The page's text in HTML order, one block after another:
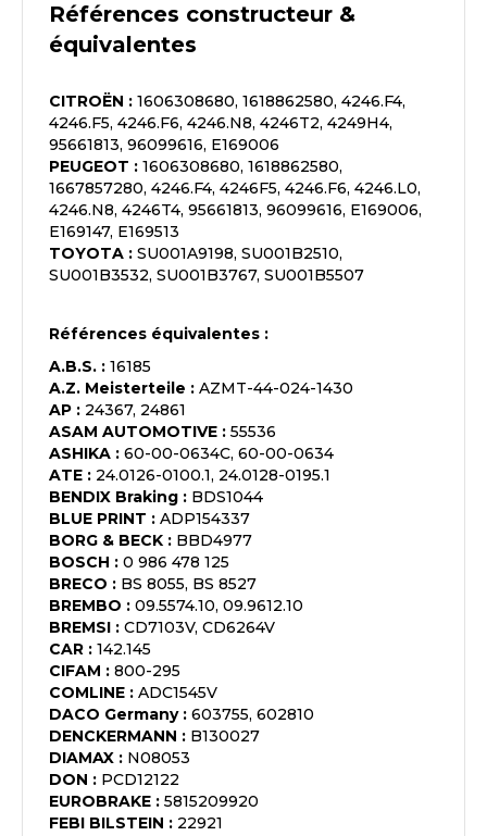
Références constructeur &
équivalentes
CITROËN : 1606308680, 1618862580, 4246.F4,
4246.F5, 4246.F6, 4246.N8, 4246T2, 4249H4,
95661813, 96099616, E169006
PEUGEOT : 1606308680, 1618862580,
1667857280, 4246.F4, 4246F5, 4246.F6, 4246.L0,
4246.N8, 4246T4, 95661813, 96099616, E169006,
E169147, E169513
TOYOTA : SU001A9198, SU001B2510,
SU001B3532, SU001B3767, SU001B5507
Références équivalentes :
A.B.S. : 16185
A.Z. Meisterteile : AZMT-44-024-1430
AP : 24367, 24861
ASAM AUTOMOTIVE : 55536
ASHIKA : 60-00-0634C, 60-00-0634
ATE : 24.0126-0100.1, 24.0128-0195.1
BENDIX Braking : BDS1044
BLUE PRINT : ADP154337
BORG & BECK : BBD4977
BOSCH : 0 986 478 125
BRECO : BS 8055, BS 8527
BREMBO : 09.5574.10, 09.9612.10
BREMSI : CD7103V, CD6264V
CAR : 142.145
CIFAM : 800-295
COMLINE : ADC1545V
DACO Germany: 603755, 602810
DENCKERMANN : B130027
DIAMAX : N08053
DON : PCD12122
EUROBRAKE : 5815209920
FEBI BILSTEIN : 22921